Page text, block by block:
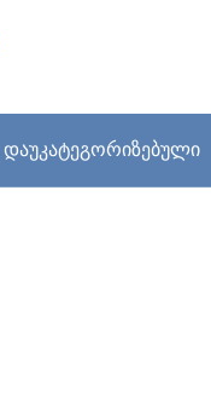
დაუკატეგორიზებული